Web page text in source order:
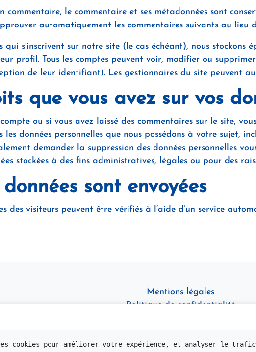
cookies pour améliorer votre expérience, et analyser le
commentaire, le commentaire et ses métadonnées sont
automatiquement les commentaires suivants au lieu
qui s’inscrivent sur notre site (le cas échéant), nous stockons
profil. Tous les comptes peuvent voir, modifier ou
de leur identifiant). Les gestionnaires du site peuvent
que vous avez sur vos
ou si vous avez laissé des commentaires sur le site,
les données personnelles que nous possédons à votre sujet,
demander la suppression des données personnelles
stockées à des fins administratives, légales ou pour des
sont envoyées
des visiteurs peuvent être vérifiés à l’aide d’un service
des
Mentions légales
Politique de confidentialité